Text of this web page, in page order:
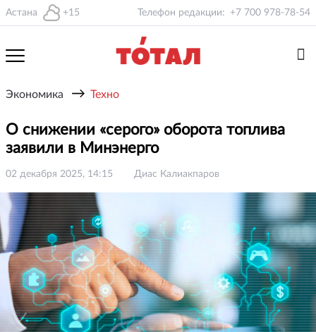
Астана +15 Телефон редакции: +7 700 978-78-54
Экономика → Техно
О снижении «серого» оборота топлива
заявили в Минэнерго
02 декабря 2025, 14:15 Диас Калиакпаров